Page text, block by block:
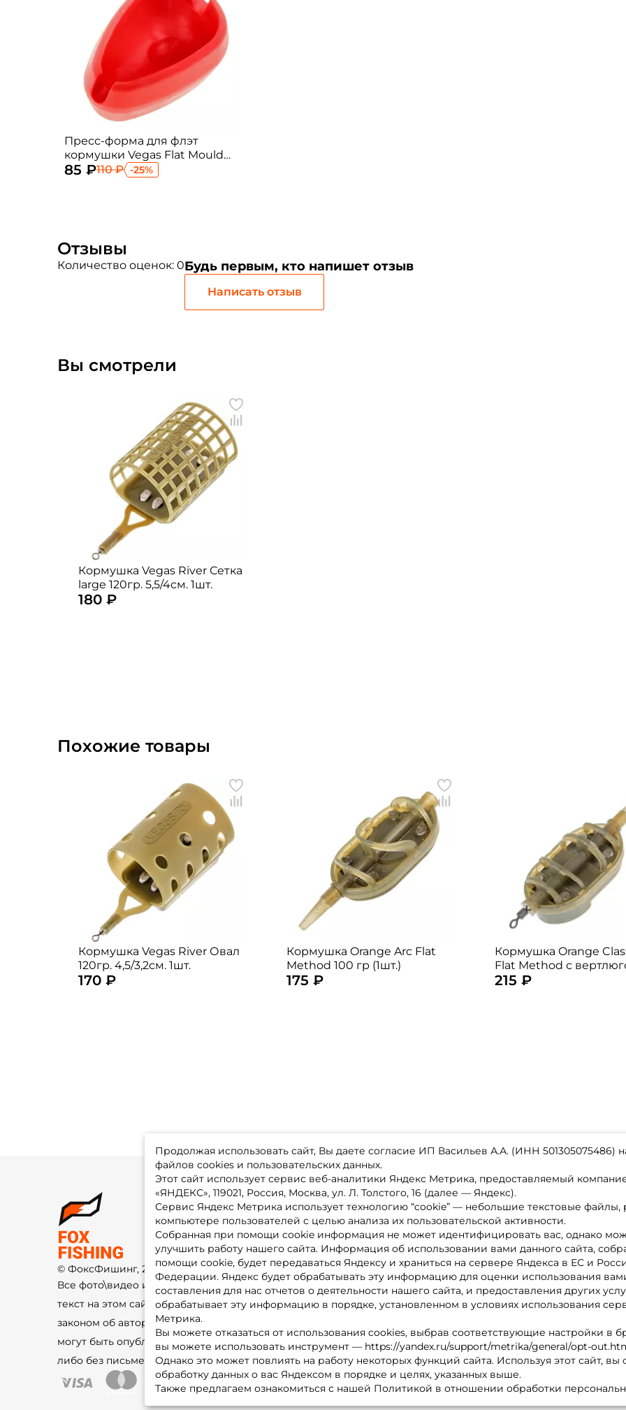
Пресс-форма для флэт
кормушки Vegas Flat Mould
medium
85 ₽110 ₽ -25%
Отзывы
Количество оценок: 0Будь первым, кто напишет отзыв
Написать отзыв
Вы смотрели
Кормушка Vegas River Сетка
large 120гр. 5,5/4см. 1шт.
180 ₽
Похожие товары
Кормушка Vegas River Овал
120гр. 4,5/3,2см. 1шт.
170 ₽
Кормушка Orange Arc Flat
Method 100 гр (1шт.)
175 ₽
Кормушка Orange
Flat Method с
№4 50гр. (1шт.)
215 ₽
Продолжая использовать сайт, Вы даете согласие ИП Васильев А.А. (ИНН 501305075486)
файлов cookies и пользовательских данных.
Этот сайт использует сервис веб-аналитики Яндекс Метрика, предоставляемый
«ЯНДЕКС», 119021, Россия, Москва, ул. Л. Толстого, 16 (далее — Яндекс).
Сервис Яндекс Метрика использует технологию “cookie” — небольшие текстовые
компьютере пользователей с целью анализа их пользовательской активности.
Собранная при помощи cookie информация не может идентифицировать вас, однако
улучшить работу нашего сайта. Информация об использовании вами данного сайта,
помощи cookie, будет передаваться Яндексу и храниться на сервере Яндекса в ЕС и
Федерации. Яндекс будет обрабатывать эту информацию для оценки использования
составления для нас отчетов о деятельности нашего сайта, и предоставления других
обрабатывает эту информацию в порядке, установленном в условиях использования
Метрика.
Вы можете отказаться от использования cookies, выбрав соответствующие настройки в
вы можете использовать инструмент — https://yandex.ru/support/metrika/general/opt-
Однако это может повлиять на работу некоторых функций сайта. Используя этот сайт, вы
обработку данных о вас Яндексом в порядке и целях, указанных выше.
Также предлагаем ознакомиться с нашей Политикой в отношении обработки
Повторите пароль: *
© ФоксФишинг, 2009-2026
Все фото\видео изображения и
текст на этом сайте защищены
законом об авторском праве и не
могут быть опубликованы ещё где-
либо без письменного разрешения.
О магазине
Доставка
Оплата
Fox-bonus
Гуру
Контакты
Политика обработки ПД
Каталог товаров
Акции
Новинки
Бренды
Партнерская программа